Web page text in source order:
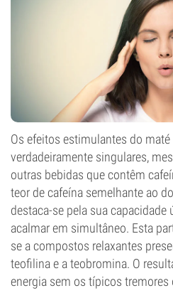
Os efeitos estimulantes do
verdadeiramente singulares,
outras bebidas que contêm
teor de cafeína semelhante ao
destaca-se pela sua capacidade
acalmar em simultâneo. Esta
se a compostos relaxantes
teofilina e a teobromina. O
energia sem os típicos tremores